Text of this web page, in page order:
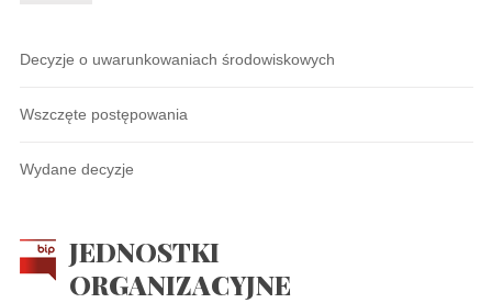
Decyzje o uwarunkowaniach środowiskowych
Wszczęte postępowania
Wydane decyzje
JEDNOSTKI
ORGANIZACYJNE